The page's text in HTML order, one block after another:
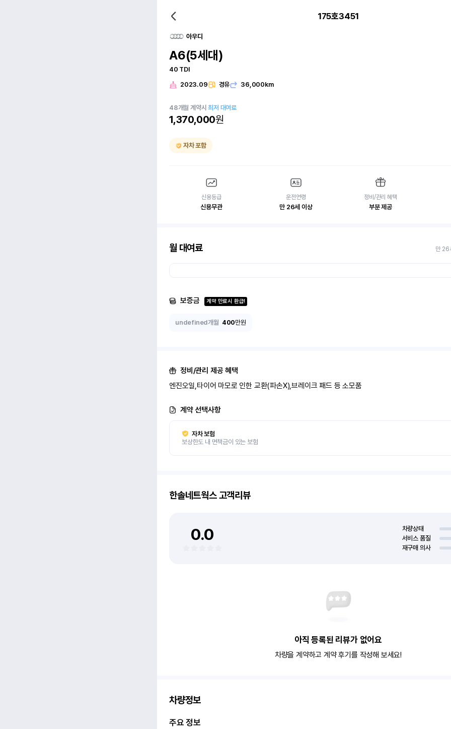
175호3451
아우디
A6(5세대)
40 TDI
2023.09 경유 36,000km
48개월 계약시최저 대여료
1,370,000원
자차 포함
신용등급
신용무관
운전연령
만 26세 이상
정비/관리 혜택
부분 제공
월 대여료 만 26
보증금 계약 만료시 환급!
undefined개월 400만원
정비/관리 제공 혜택
엔진오일,타이어 마모로 인한 교환(파손X),브레이크 패드 등 소모품
계약 선택사항
자차 보험
보상한도 내 면책금이 있는 보험
한솔네트웍스고객리뷰
0.0 차량상태
서비스 품질
재구매 의사
아직 등록된 리뷰가 없어요
차량을 계약하고 계약 후기를 작성해 보세요!
차량정보
주요 정보